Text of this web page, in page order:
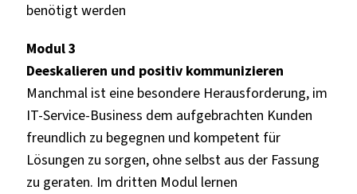
benötigt werden
Modul 3
Deeskalieren und positiv kommunizieren
Manchmal ist eine besondere Herausforderung, im
IT-Service-Business dem aufgebrachten Kunden
freundlich zu begegnen und kompetent für
Lösungen zu sorgen, ohne selbst aus der Fassung
zu geraten. Im dritten Modul lernen